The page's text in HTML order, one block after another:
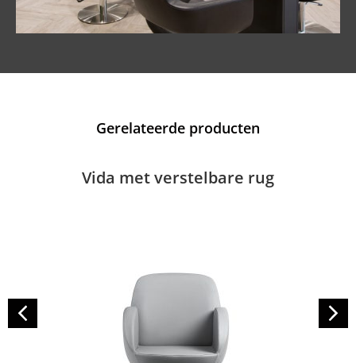
Gerelateerde producten
Vida met verstelbare rug